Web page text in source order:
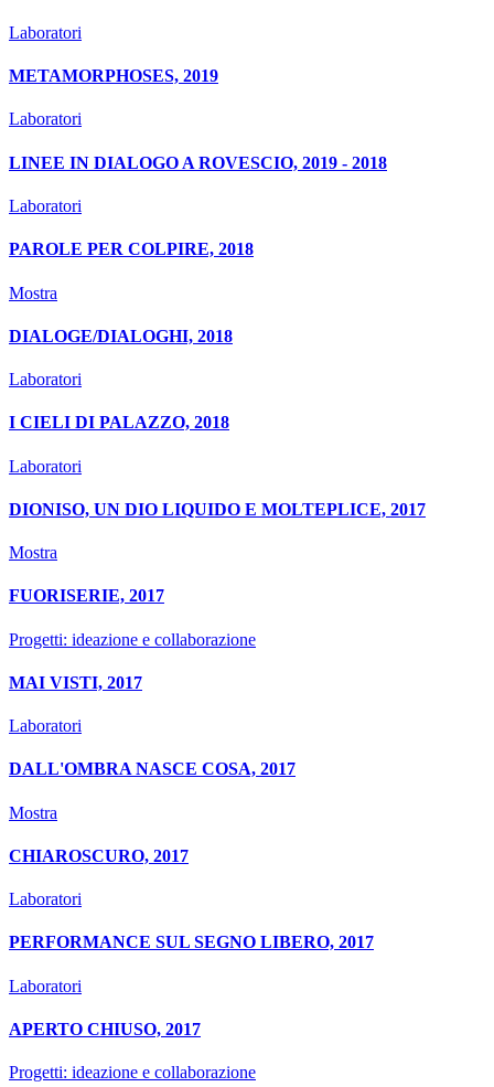
Laboratori
METAMORPHOSES, 2019
Laboratori
LINEE IN DIALOGO A ROVESCIO, 2019 - 2018
Laboratori
PAROLE PER COLPIRE, 2018
Mostra
DIALOGE/DIALOGHI, 2018
Laboratori
I CIELI DI PALAZZO, 2018
Laboratori
DIONISO, UN DIO LIQUIDO E MOLTEPLICE, 2017
Mostra
FUORISERIE, 2017
Progetti: ideazione e collaborazione
MAI VISTI, 2017
Laboratori
DALL'OMBRA NASCE COSA, 2017
Mostra
CHIAROSCURO, 2017
Laboratori
PERFORMANCE SUL SEGNO LIBERO, 2017
Laboratori
APERTO CHIUSO, 2017
Progetti: ideazione e collaborazione